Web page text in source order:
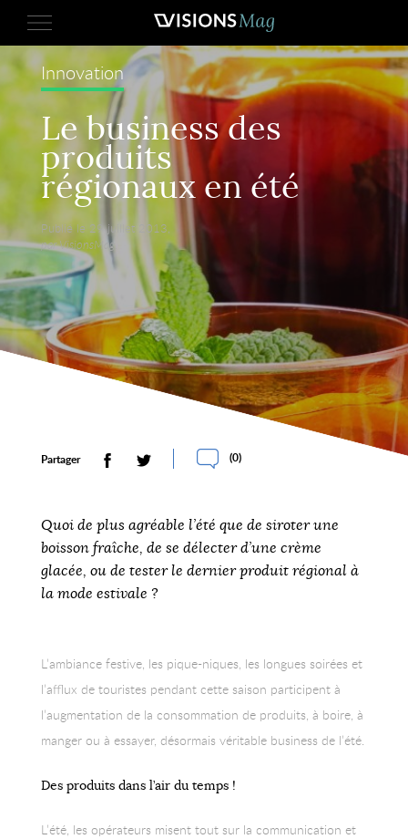
Innovation
Le business des
produits
régionaux en été
Publié le 29 juillet 2013,
par VisionsMag.
Partager (0)
Quoi de plus agréable l’été que de siroter une
boisson fraîche, de se délecter d’une crème
glacée, ou de tester le dernier produit régional à
la mode estivale ?
L’ambiance festive, les pique-niques, les longues soirées et
l’afflux de touristes pendant cette saison participent à
l’augmentation de la consommation de produits, à boire, à
manger ou à essayer, désormais véritable business de l’été.
Des produits dans l’air du temps !
L’été, les opérateurs misent tout sur la communication et